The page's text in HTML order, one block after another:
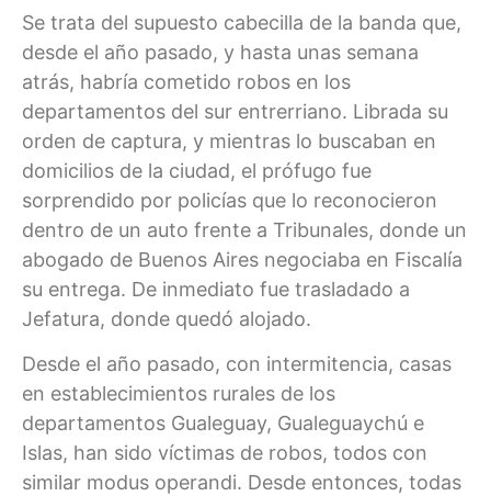
Se trata del supuesto cabecilla de la banda que,
desde el año pasado, y hasta unas semana
atrás, habría cometido robos en los
departamentos del sur entrerriano. Librada su
orden de captura, y mientras lo buscaban en
domicilios de la ciudad, el prófugo fue
sorprendido por policías que lo reconocieron
dentro de un auto frente a Tribunales, donde un
abogado de Buenos Aires negociaba en Fiscalía
su entrega. De inmediato fue trasladado a
Jefatura, donde quedó alojado.
Desde el año pasado, con intermitencia, casas
en establecimientos rurales de los
departamentos Gualeguay, Gualeguaychú e
Islas, han sido víctimas de robos, todos con
similar modus operandi. Desde entonces, todas